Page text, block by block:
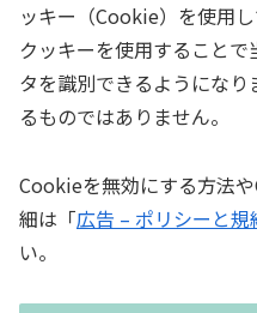
ッキー（Cookie）を使用し
クッキーを使用すること
タを識別できるようにな
るものではありません。
Cookieを無効にする方法
細は「広告 – ポリシーと
い。